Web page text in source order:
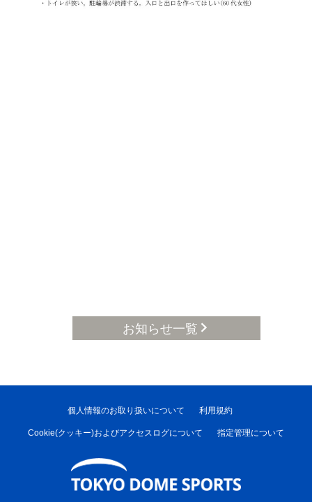
お知らせ一覧
個人情報のお取り扱いについて 利用規約
Cookie(クッキー)およびアクセスログについて 指定管理について